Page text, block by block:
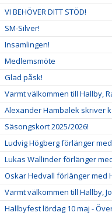
VI BEHÖVER DITT STÖD!
SM-Silver!
Insamlingen!
Medlemsmöte
Glad påsk!
Varmt välkommen till Hallby,
Alexander Hambalek skriver
Säsongskort 2025/2026!
Ludvig Högberg förlänger
Lukas Wallinder förlänger
Oskar Hedvall förlänger med
Varmt välkommen till Hallby,
Hallbyfest lördag 10 maj -